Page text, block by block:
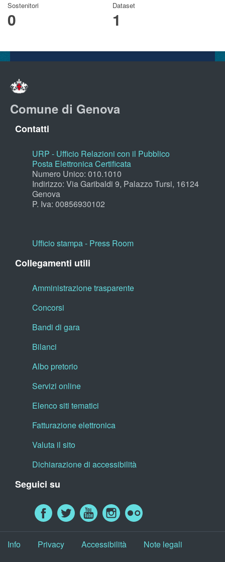
Sostenitori
0
Dataset
1
Comune di Genova
Contatti
URP - Ufficio Relazioni con il Pubblico
Posta Elettronica Certificata
Numero Unico: 010.1010
Indirizzo: Via Garibaldi 9, Palazzo Tursi, 16124
Genova
P. Iva: 00856930102
Ufficio stampa - Press Room
Collegamenti utili
Amministrazione trasparente
Concorsi
Bandi di gara
Bilanci
Albo pretorio
Servizi online
Elenco siti tematici
Fatturazione elettronica
Valuta il sito
Dichiarazione di accessibilità
Seguici su
Info Privacy Accessibilità Note legali